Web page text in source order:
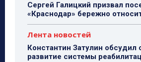
Сергей Галицкий призвал
«Краснодар» бережно
Лента новостей
Константин Затулин
развитие системы